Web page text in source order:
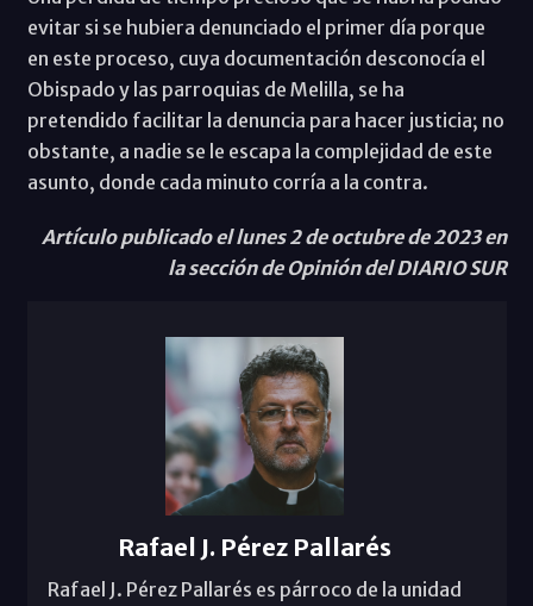
evitar si se hubiera denunciado el primer día porque
en este proceso, cuya documentación desconocía el
Obispado y las parroquias de Melilla, se ha
pretendido facilitar la denuncia para hacer justicia; no
obstante, a nadie se le escapa la complejidad de este
asunto, donde cada minuto corría a la contra.
Artículo publicado el lunes 2 de octubre de 2023 en
la sección de Opinión del DIARIO SUR
Rafael J. Pérez Pallarés
Rafael J. Pérez Pallarés es párroco de la unidad